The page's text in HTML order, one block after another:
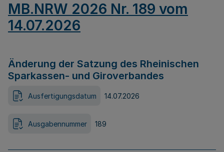
MB.NRW 2026 Nr. 189 vom
14.07.2026
Änderung der Satzung des Rheinischen
Sparkassen- und Giroverbandes
Ausfertigungsdatum 14.07.2026
Ausgabennummer 189